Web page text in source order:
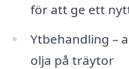
för att ge ett
Ytbehandling –
olja på träytor